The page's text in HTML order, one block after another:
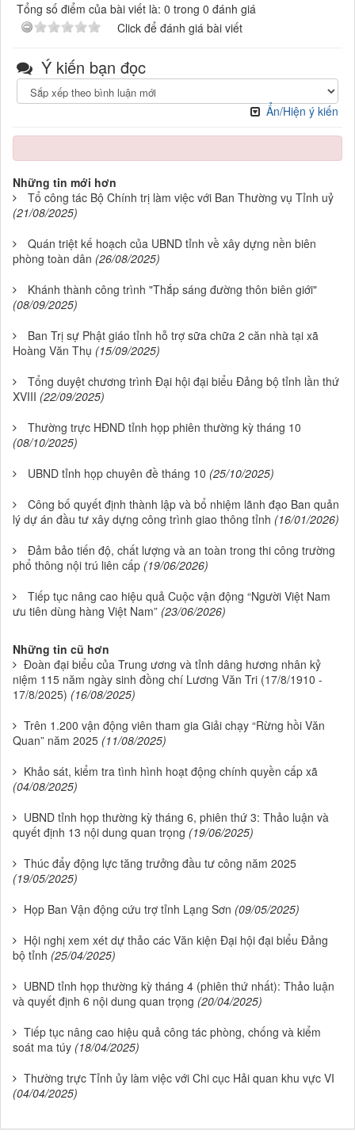
Tổng số điểm của bài viết là: 0 trong 0 đánh giá
Click để đánh giá bài viết
Ý kiến bạn đọc
Ẩn/Hiện ý kiến
Những tin mới hơn
Tổ công tác Bộ Chính trị làm việc với Ban Thường vụ Tỉnh uỷ
(21/08/2025)
Quán triệt kế hoạch của UBND tỉnh về xây dựng nền biên
phòng toàn dân (26/08/2025)
Khánh thành công trình "Thắp sáng đường thôn biên giới"
(08/09/2025)
Ban Trị sự Phật giáo tỉnh hỗ trợ sữa chữa 2 căn nhà tại xã
Hoàng Văn Thụ (15/09/2025)
Tổng duyệt chương trình Đại hội đại biểu Đảng bộ tỉnh lần thứ
XVIII (22/09/2025)
Thường trực HĐND tỉnh họp phiên thường kỳ tháng 10
(08/10/2025)
UBND tỉnh họp chuyên đề tháng 10 (25/10/2025)
Công bố quyết định thành lập và bổ nhiệm lãnh đạo Ban quản
lý dự án đầu tư xây dựng công trình giao thông tỉnh (16/01/2026)
Đảm bảo tiến độ, chất lượng và an toàn trong thi công trường
phổ thông nội trú liên cấp (19/06/2026)
Tiếp tục nâng cao hiệu quả Cuộc vận động “Người Việt Nam
ưu tiên dùng hàng Việt Nam” (23/06/2026)
Những tin cũ hơn
Đoàn đại biểu của Trung ương và tỉnh dâng hương nhân kỷ
niệm 115 năm ngày sinh đồng chí Lương Văn Tri (17/8/1910 -
17/8/2025) (16/08/2025)
Trên 1.200 vận động viên tham gia Giải chạy “Rừng hồi Văn
Quan” năm 2025 (11/08/2025)
Khảo sát, kiểm tra tình hình hoạt động chính quyền cấp xã
(04/08/2025)
UBND tỉnh họp thường kỳ tháng 6, phiên thứ 3: Thảo luận và
quyết định 13 nội dung quan trọng (19/06/2025)
Thúc đẩy động lực tăng trưởng đầu tư công năm 2025
(19/05/2025)
Họp Ban Vận động cứu trợ tỉnh Lạng Sơn (09/05/2025)
Hội nghị xem xét dự thảo các Văn kiện Đại hội đại biểu Đảng
bộ tỉnh (25/04/2025)
UBND tỉnh họp thường kỳ tháng 4 (phiên thứ nhất): Thảo luận
và quyết định 6 nội dung quan trọng (20/04/2025)
Tiếp tục nâng cao hiệu quả công tác phòng, chống và kiểm
soát ma túy (18/04/2025)
Thường trực Tỉnh ủy làm việc với Chi cục Hải quan khu vực VI
(04/04/2025)